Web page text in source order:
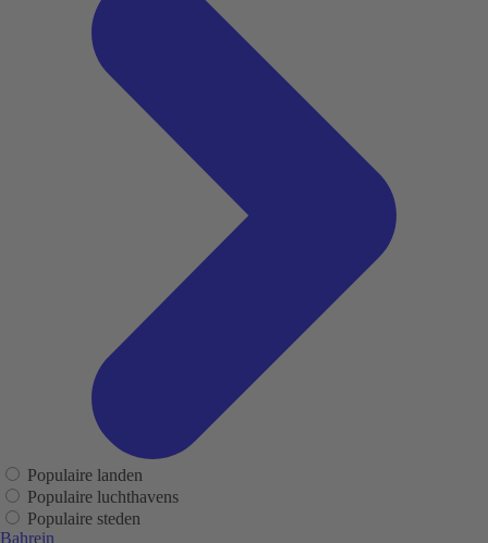
Populaire landen
Populaire luchthavens
Populaire steden
Bahrein